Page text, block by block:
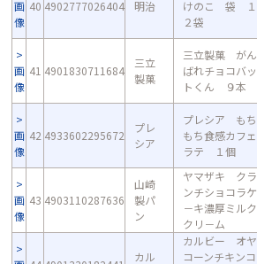
画
像
40 4902777026404 明治
けのこ 袋 １
２袋
画
像
41 4901830711684
三立
製菓
三立製菓 がん
ばれチョコバッ
トくん ９本
画
像
42 4933602295672
プレ
シア
プレシア もち
もち食感カフェ
ラテ １個
画
像
43 4903110287636
山崎
製パ
ン
ヤマザキ クラ
ンチショコラケ
－キ濃厚ミルク
クリ－ム
カル
カルビー オヤ
コーンチキンコ